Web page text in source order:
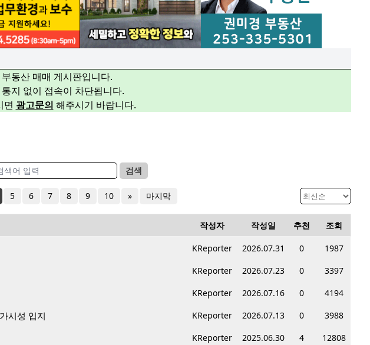
동산 매매 게시판입니다.
지 없이 접속이 차단됩니다.
면 광고문의 해주시기 바랍니다.
검색
5 6 7 8 9 10 » 마지막
작성자 작성일 추천 조회
KReporter 2026.07.31 0
1987
KReporter 2026.07.23 0
3397
KReporter 2026.07.16 0
4194
시성 입지 KReporter 2026.07.13 0
3988
KReporter 2025.06.30 4
12808